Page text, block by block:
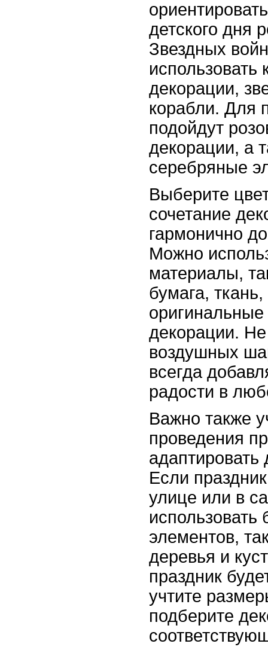
детского дня
Звездных
использовать
декорации,
корабли. Для
подойдут
декорации, а
серебряные
Выберите
сочетание
гармонично
Можно
материалы,
бумага,
декорации.
воздушных
всегда
радости в
Важно также
проведения
адаптировать
Если
улице или в
элементов,
деревья и
праздник
учтите
подберите